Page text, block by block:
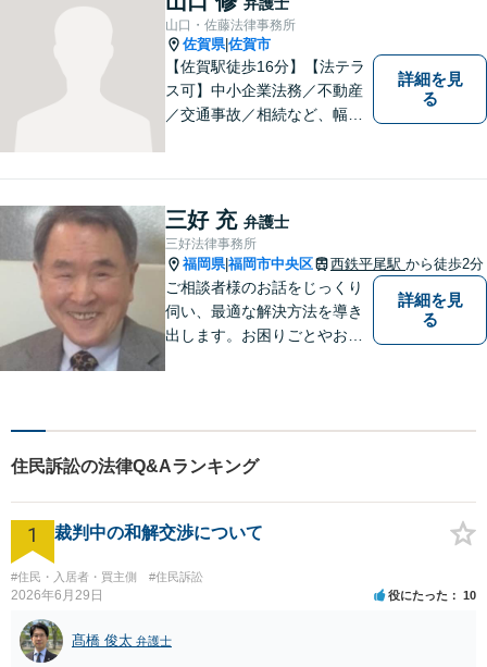
たします。
山口・佐藤法律事務所
佐賀県|佐賀市
【佐賀駅徒歩16分】【法テラ
ス可】中小企業法務／不動産
／交通事故／相続など、幅広
添い、適切な解決へと導きま
す。まずはお気軽にご相談く
ださい。【初回面談無料】
詳細を見
る
三好 充 弁護士
三好法律事務所
福岡県|福岡市中央区 西鉄平尾駅 から徒歩2分
ご相談者様のお話をじっくり
伺い、最適な解決方法を導き
出します。お困りごとやお悩
詳細を見
る
住民訴訟の法律Q&Aランキング
1 裁判中の和解交渉について
#住民・入居者・買主側 #住民訴訟
2026年6月29日 役にたった 10
髙橋 俊太 弁護士